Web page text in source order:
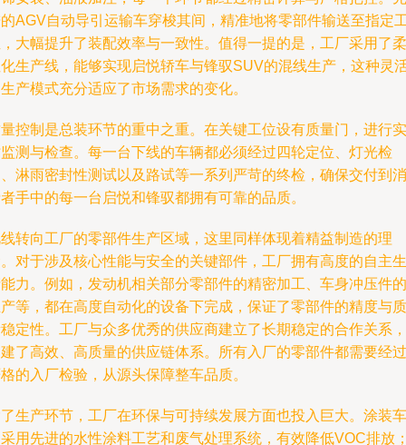
AGV自动导引运输车穿梭其间，精准地将零部件输送至指定
大幅提升了装配效率与一致性。值得一提的是，工厂采用了柔
生产线，能够实现启悦轿车与锋驭SUV的混线生产，这种灵
产模式充分适应了市场需求的变化。
控制是总装环节的重中之重。在关键工位设有质量门，进行实
测与检查。每一台下线的车辆都必须经过四轮定位、灯光检
淋雨密封性测试以及路试等一系列严苛的终检，确保交付到消
手中的每一台启悦和锋驭都拥有可靠的品质。
转向工厂的零部件生产区域，这里同样体现着精益制造的理
对于涉及核心性能与安全的关键部件，工厂拥有高度的自主生
力。例如，发动机相关部分零部件的精密加工、车身冲压件的
等，都在高度自动化的设备下完成，保证了零部件的精度与质
定性。工厂与众多优秀的供应商建立了长期稳定的合作关系，
了高效、高质量的供应链体系。所有入厂的零部件都需要经过
的入厂检验，从源头保障整车品质。
生产环节，工厂在环保与可持续发展方面也投入巨大。涂装车
用先进的水性涂料工艺和废气处理系统，有效降低VOC排放